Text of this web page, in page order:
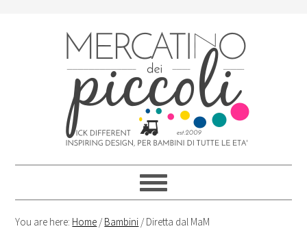
You are here: Home /Bambini /Diretta dal MaM